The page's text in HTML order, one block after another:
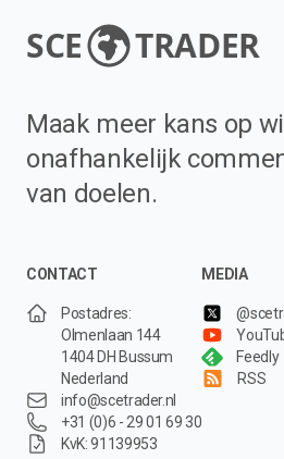
SCE TRADER
Maak meer kans op
onafhankelijk
van doelen.
CONTACT
Postadres:
Olmenlaan 144
1404 DH Bussum
Nederland
info@scetrader.nl
+31 (0)6 - 29 01 69 30
KvK: 91139953
MEDIA
Feedly
RSS